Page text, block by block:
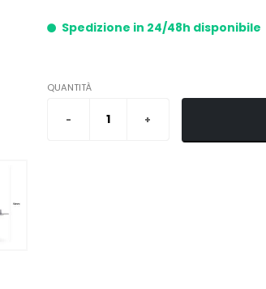
Spedizione in 24/48h disponibile
QUANTITÀ